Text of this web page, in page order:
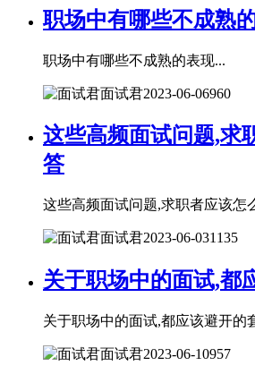
职场中有哪些不成熟
职场中有哪些不成熟的表现...
面试君2023-06-06960
这些高频面试问题,求
答
这些高频面试问题,求职者应该怎
面试君2023-06-031135
关于职场中的面试,都
关于职场中的面试,都应该避开的
面试君2023-06-10957